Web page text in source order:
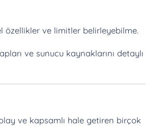
özellikler ve limitler belirleyebilme.
ve sunucu kaynaklarını detaylı
ve kapsamlı hale getiren birçok